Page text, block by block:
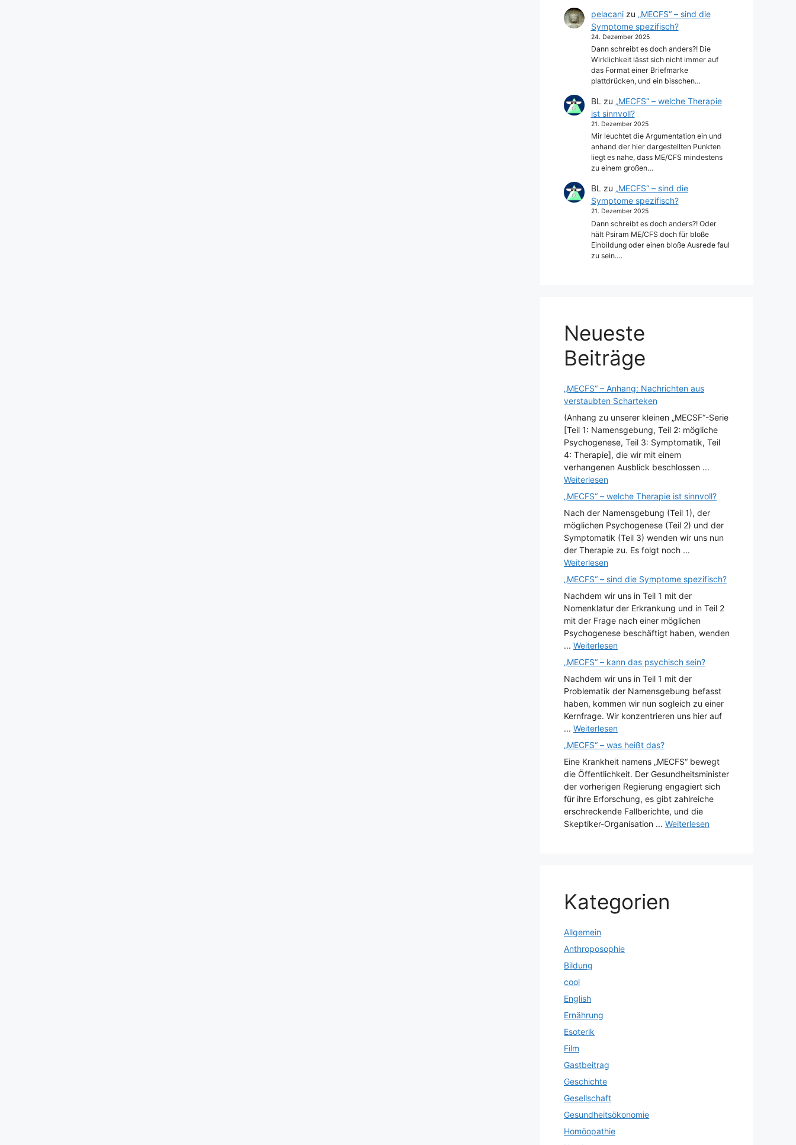
pelacanizu „MECFS“ – sind die
Symptome spezifisch?
24. Dezember 2025
Dann schreibt es doch anders?! Die
Wirklichkeit lässt sich nicht immer auf
das Format einer Briefmarke
plattdrücken, und ein bisschen…
BL zu „MECFS“ – welche Therapie
ist sinnvoll?
21. Dezember 2025
Mir leuchtet die Argumentation ein und
anhand der hier dargestellten Punkten
liegt es nahe, dass ME/CFS mindestens
zu einem großen…
BL zu „MECFS“ – sind die
Symptome spezifisch?
21. Dezember 2025
Dann schreibt es doch anders?! Oder
hält Psiram ME/CFS doch für bloße
Einbildung oder einen bloße Ausrede faul
zu sein.…
Neueste
Beiträge
„MECFS“ – Anhang: Nachrichten aus
verstaubten Scharteken
(Anhang zu unserer kleinen „MECSF“-Serie
[Teil 1: Namensgebung, Teil 2: mögliche
Psychogenese, Teil 3: Symptomatik, Teil
4: Therapie], die wir mit einem
verhangenen Ausblick beschlossen ...
Weiterlesen
„MECFS“ – welche Therapie ist sinnvoll?
Nach der Namensgebung (Teil 1), der
möglichen Psychogenese (Teil 2) und der
Symptomatik (Teil 3) wenden wir uns nun
der Therapie zu. Es folgt noch ...
Weiterlesen
„MECFS“ – sind die Symptome spezifisch?
Nachdem wir uns in Teil 1 mit der
Nomenklatur der Erkrankung und in Teil 2
mit der Frage nach einer möglichen
Psychogenese beschäftigt haben, wenden
... Weiterlesen
„MECFS“ – kann das psychisch sein?
Nachdem wir uns in Teil 1 mit der
Problematik der Namensgebung befasst
haben, kommen wir nun sogleich zu einer
Kernfrage. Wir konzentrieren uns hier auf
... Weiterlesen
„MECFS“ – was heißt das?
Eine Krankheit namens „MECFS“ bewegt
die Öffentlichkeit. Der Gesundheitsminister
der vorherigen Regierung engagiert sich
für ihre Erforschung, es gibt zahlreiche
erschreckende Fallberichte, und die
Skeptiker-Organisation ... Weiterlesen
Kategorien
Allgemein
Anthroposophie
Bildung
cool
English
Ernährung
Esoterik
Film
Gastbeitrag
Geschichte
Gesellschaft
Gesundheitsökonomie
Homöopathie